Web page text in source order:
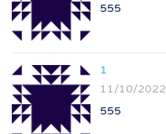
555
1
11/10/2022
555